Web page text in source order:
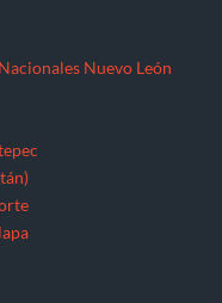
Nuevo León